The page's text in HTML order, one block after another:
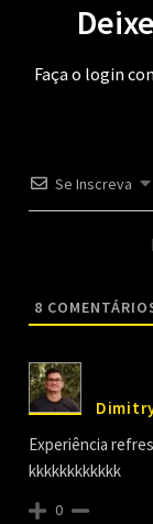
Faça o login
Se Inscreva
8
Experiência
kkkkkkkkkkkk
0